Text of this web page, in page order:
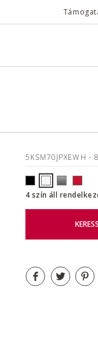
5KSM70JPXEWH -
4 szín áll